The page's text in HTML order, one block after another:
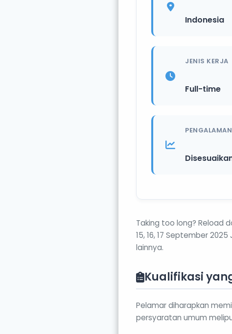
Indonesia
JENIS KERJA
Full-time
PENGALAMAN
Taking too long? Reload
15, 16, 17 September
lainnya.
Kualifikasi
Pelamar diharapkan
persyaratan umum